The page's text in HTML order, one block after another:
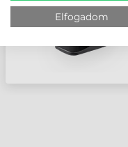
Elfogadom